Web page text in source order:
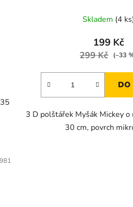
Skladem (4
199 Kč
299 Kč (–33
DO
3 D polštářek Myšák Mickey o
30 cm, povrch